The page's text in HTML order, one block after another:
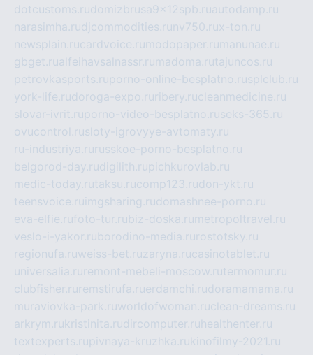
dotcustoms.rudomizbrusa9x12spb.ruautodamp.ru
narasimha.rudjcommodities.ru nv750.rux-ton.ru
newsplain.rucardvoice.ru modopaper.ru manunae.ru
gbget.rualfeihavsalnassr.ru madoma.rutajuncos.ru
petrovkasports.ruporno-online-besplatno.rusplclub.ru
york-life.rudoroga-expo.ru ribery.rucleanmedicine.ru
slovar-ivrit.ruporno-video-besplatno.ruseks-365.ru
ovucontrol.rusloty-igrovyye-avtomaty.ru
ru-industriya.ru russkoe-porno-besplatno.ru
belgorod-day.rudigilith.rupichkurovlab.ru
medic-today.rutaksu.rucomp123.rudon-ykt.ru
teensvoice.ru imgsharing.rudomashnee-porno.ru
eva-elfie.rufoto-tur.rubiz-doska.ru metropoltravel.ru
veslo-i-yakor.ruborodino-media.ru rostotsky.ru
regionufa.ruweiss-bet.ruzaryna.rucasinotablet.ru
universalia.ru remont-mebeli-moscow.rutermomur.ru
clubfisher.ru remstirufa.ruerdamchi.rudoramamama.ru
muraviovka-park.ruworldofwoman.ruclean-dreams.ru
arkrym.rukristinita.rudircomputer.ru healthenter.ru
textexperts.rupivnaya-kruzhka.rukinofilmy-2021.ru